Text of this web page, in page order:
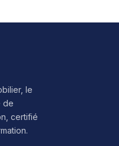
le
de
certifié